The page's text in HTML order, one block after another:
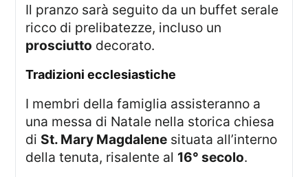
Il pranzo sarà seguito da un buffet serale
ricco di prelibatezze, incluso un
prosciutto decorato.
Tradizioni ecclesiastiche
I membri della famiglia assisteranno a
una messa di Natale nella storica chiesa
di St. Mary Magdalene situata all’interno
della tenuta, risalente al 16° secolo.